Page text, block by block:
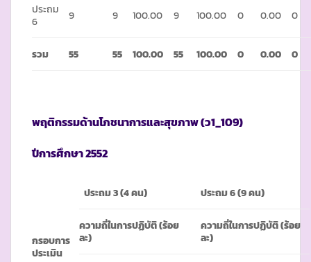
ประถม
6
9 9 100.00 9 100.00 0 0.00 0
รวม 55 55 100.00 55 100.00 0 0.00 0
พฤติกรรมด้านโภชนาการและสุขภาพ(ว1_109)
ปีการศึกษา2552
กรอบการ
ประเมิน
ประถม3 (4 คน) ประถม6 (9 คน)
ความถี่ในการปฏิบัติ (ร้อย
ละ)
ความถี่ในการปฏิบัติ (ร้อย
ละ)